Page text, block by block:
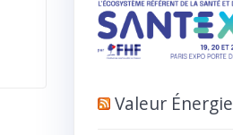
Valeur Énergie